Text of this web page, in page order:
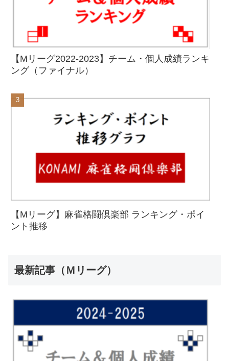
【Mリーグ2022-2023】チーム・個人成績ランキ
ング（ファイナル）
【Mリーグ】麻雀格闘倶楽部 ランキング・ポイ
ント推移
最新記事（Ｍリーグ）